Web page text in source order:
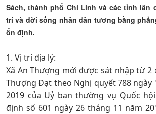
Sách, thành phố Chí Linh và các tỉnh lân
trí và đời sống nhân dân tương bằng
ổn định.
1. Vị trí địa lý:
Xã An Thượng mới được sát nhập từ 2
Thượng Đạt theo Nghị quyết 788 ngày
2019 của Uỷ ban thường vụ Quốc
định số 601 ngày 26 tháng 11 năm